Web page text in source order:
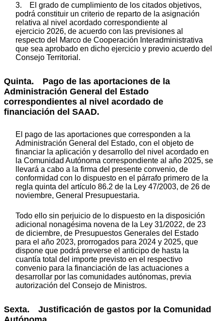
3. El grado de cumplimiento de los citados objetivos,
podrá constituir un criterio de reparto de la asignación
relativa al nivel acordado correspondiente al
ejercicio 2026, de acuerdo con las previsiones al
respecto del Marco de Cooperación Interadministrativa
que sea aprobado en dicho ejercicio y previo acuerdo del
Consejo Territorial.
Quinta. Pago de las aportaciones de la
Administración General del Estado
correspondientes al nivel acordado de
financiación del SAAD.
El pago de las aportaciones que corresponden a la
Administración General del Estado, con el objeto de
financiar la aplicación y desarrollo del nivel acordado en
la Comunidad Autónoma correspondiente al año 2025, se
llevará a cabo a la firma del presente convenio, de
conformidad con lo dispuesto en el párrafo primero de la
regla quinta del artículo 86.2 de la Ley 47/2003, de 26 de
noviembre, General Presupuestaria.
Todo ello sin perjuicio de lo dispuesto en la disposición
adicional nonagésima novena de la Ley 31/2022, de 23
de diciembre, de Presupuestos Generales del Estado
para el año 2023, prorrogados para 2024 y 2025, que
dispone que podrá preverse el anticipo de hasta la
cuantía total del importe previsto en el respectivo
convenio para la financiación de las actuaciones a
desarrollar por las comunidades autónomas, previa
autorización del Consejo de Ministros.
Sexta. Justificación de gastos por la Comunidad